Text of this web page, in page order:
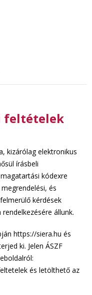
feltételek
kizárólag elektronikus
írásbeli
kódexre
és
kérdések
állunk.
https://siera.hu és
ki. Jelen ÁSZF
és letölthető az